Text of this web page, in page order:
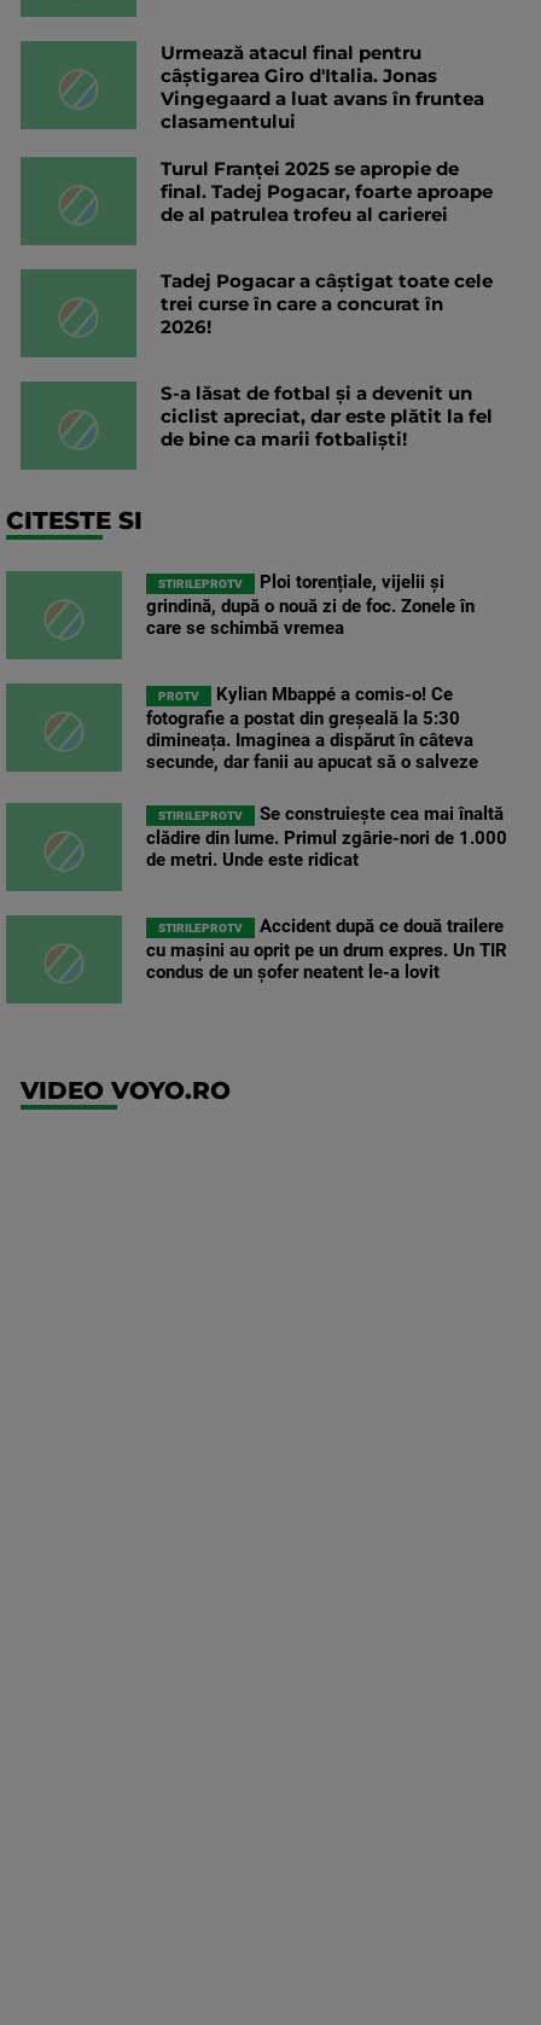
Urmează atacul final pentru
câștigarea Giro d'Italia. Jonas
Vingegaard a luat avans în fruntea
clasamentului
Turul Franței 2025 se apropie de
final. Tadej Pogacar, foarte aproape
de al patrulea trofeu al carierei
Tadej Pogacar a câștigat toate cele
trei curse în care a concurat în
2026!
S-a lăsat de fotbal și a devenit un
ciclist apreciat, dar este plătit la fel
de bine ca marii fotbaliști!
CITESTE SI
STIRILEPROTV
Ploi torențiale, vijelii și
grindină, după o nouă zi de foc. Zonele în
care se schimbă vremea
PROTV
Kylian Mbappé a comis-o! Ce
fotografie a postat din greșeală la 5:30
dimineața. Imaginea a dispărut în câteva
secunde, dar fanii au apucat să o salveze
STIRILEPROTV
Se construiește cea mai înaltă
clădire din lume. Primul zgârie-nori de 1.000
de metri. Unde este ridicat
STIRILEPROTV
Accident după ce două trailere
cu mașini au oprit pe un drum expres. Un TIR
condus de un șofer neatent le-a lovit
VIDEO VOYO.RO